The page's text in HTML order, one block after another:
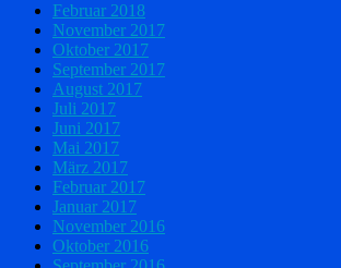
Februar 2018
November 2017
Oktober 2017
September 2017
August 2017
Juli 2017
Juni 2017
Mai 2017
März 2017
Februar 2017
Januar 2017
November 2016
Oktober 2016